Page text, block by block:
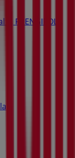
FUENGIROLA